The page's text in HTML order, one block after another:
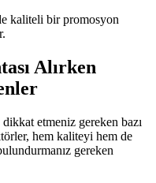
kaliteli bir promosyon
Alırken
dikkat etmeniz gereken bazı
hem kaliteyi hem de
gereken